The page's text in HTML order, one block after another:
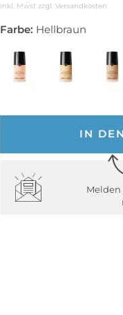
inkl. Mwst zzgl. Versandkosten
Farbe: Hellbraun
IN
Melden